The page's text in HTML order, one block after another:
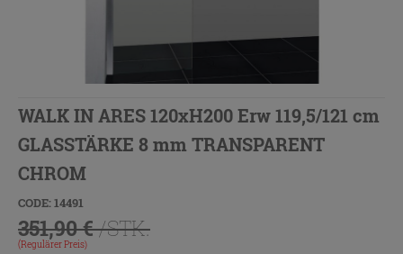
WALK IN ARES 120xH200 Erw 119,5/121 cm
GLASSTÄRKE 8 mm TRANSPARENT
CHROM
CODE: 14491
351,90 €/STK.
(Regulärer Preis)